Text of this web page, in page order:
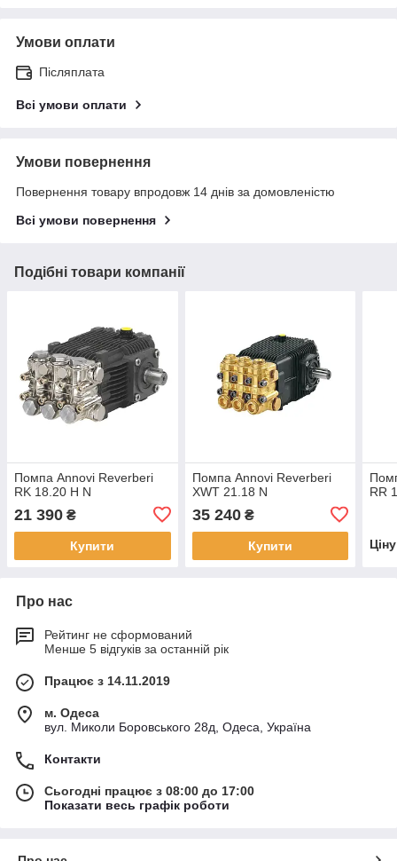
Умови оплати
Післяплата
Всі умови оплати
Умови повернення
Повернення товару впродовж 14 днів за домовленістю
Всі умови повернення
Подібні товари компанії
Помпа Annovi Reverberi
RK 18.20 H N
21 390 ₴
Купити
Помпа Annovi Reverberi
XWT 21.18 N
35 240₴
Купити
RR
Про нас
Рейтинг не сформований
Менше 5 відгуків за останній рік
Працює з 14.11.2019
м. Одеса
вул. Миколи Боровського 28д, Одеса, Україна
Контакти
Сьогодні працює з 08:00 до 17:00
Показати весь графік роботи